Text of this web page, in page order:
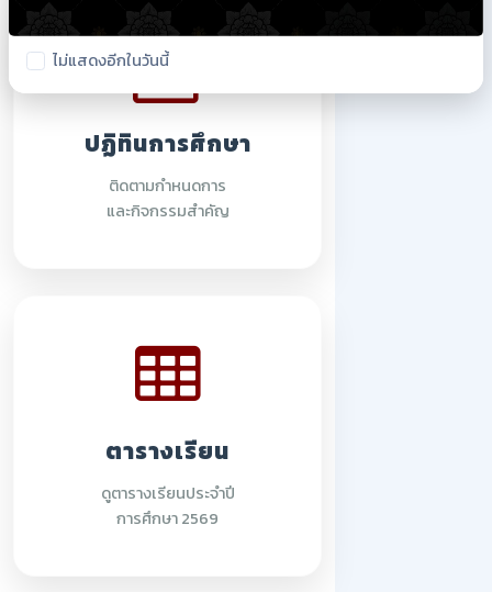
ปฏิทินการศึกษา
ติดตามกำหนดการ
และกิจกรรมสำคัญ
ตารางเรียน
ดูตารางเรียนประจำปี
การศึกษา 2569
ไม่แสดงอีกในวันนี้